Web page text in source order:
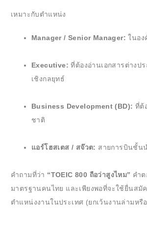
เหมาะกับตำแหน่ง
Manager / Senior Manager: ในอง
Executive: ที่ต้องอ่านเอกสารต่างป
เชิงกลยุทธ์
Business Development (BD): ที่ต้
ชาติ
แอร์โฮสเตส / สจ๊วต: สายการบินชั้น
คำถามที่ว่า “TOEIC 800 ถือว่าสูงไหม” คำ
มาตรฐานคนไทย และเพียงพอที่จะใช้ยื่นสมั
ตำแหน่งงานในประเทศ (ยกเว้นงานล่ามหรื